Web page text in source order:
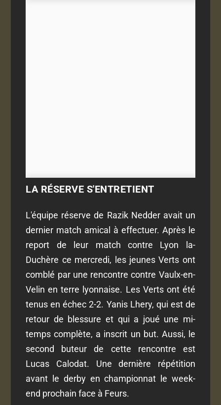
LA RÉSERVE S'ENTRETIENT
L'équipe réserve de Razik Nedder avait un
dernier match amical à effectuer. Après le
report de leur match contre Lyon la-
Duchère ce mercredi, les jeunes Verts ont
comblé par une rencontre contre Vaulx-en-
Velin en terre lyonnaise. Les Verts ont été
tenus en échec 2-2. Yanis Lhery, qui est de
retour de blessure et qui a joué une mi-
temps complète, a inscrit un but. Aussi, le
second buteur de cette rencontre est
Lucas Calodat. Une dernière répétition
avant le derby en championnat le week-
end prochain face à Feurs.